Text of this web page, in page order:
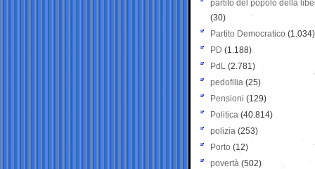
partito del popolo della
(30)
Partito Democratico (1.034)
PD (1.188)
PdL (2.781)
pedofilia (25)
Pensioni (129)
Politica (40.814)
polizia (253)
Porto (12)
povertà (502)